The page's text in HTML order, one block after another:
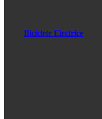
Biciclete Electrice